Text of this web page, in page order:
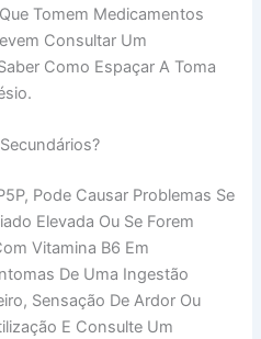
Tomem Medicamentos
Consultar Um
Como Espaçar A Toma
Pode Causar Problemas Se
Elevada Ou Se Forem
Vitamina B6 Em
De Uma Ingestão
Sensação De Ardor Ou
E Consulte Um